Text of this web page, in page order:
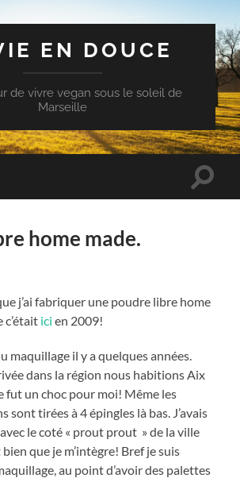
EN DOUCE
de vivre vegan sous le soleil de
Marseille
Toggle
home made.
j’ai fabriquer une poudre libre home
c’était icien 2009!
maquillage il y a quelques années.
dans la région nous habitions Aix
fut un choc pour moi! Même les
sont tirées à 4 épingles là bas. J’avais
le coté « prout prout » de la ville
que je m’intègre! Bref je suis
au point d’avoir des palettes